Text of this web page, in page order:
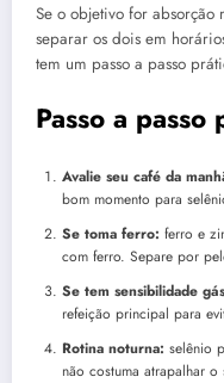
Se o objetivo for absorção
separar os dois em
tem um passo a passo
Passo a
Avalie seu café da
bom momento para
Se toma ferro: ferro e
com ferro. Separe por
Se tem sensibilidade
refeição principal para
Rotina noturna: selênio
não costuma atrapalhar o